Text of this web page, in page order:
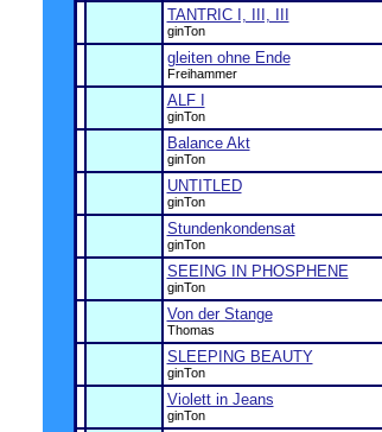
TANTRIC I, III, III
ginTon
gleiten ohne Ende
Freihammer
ALF I
ginTon
Balance Akt
ginTon
UNTITLED
ginTon
Stundenkondensat
ginTon
SEEING IN PHOSPHENE
ginTon
Von der Stange
Thomas
SLEEPING BEAUTY
ginTon
Violett in Jeans
ginTon